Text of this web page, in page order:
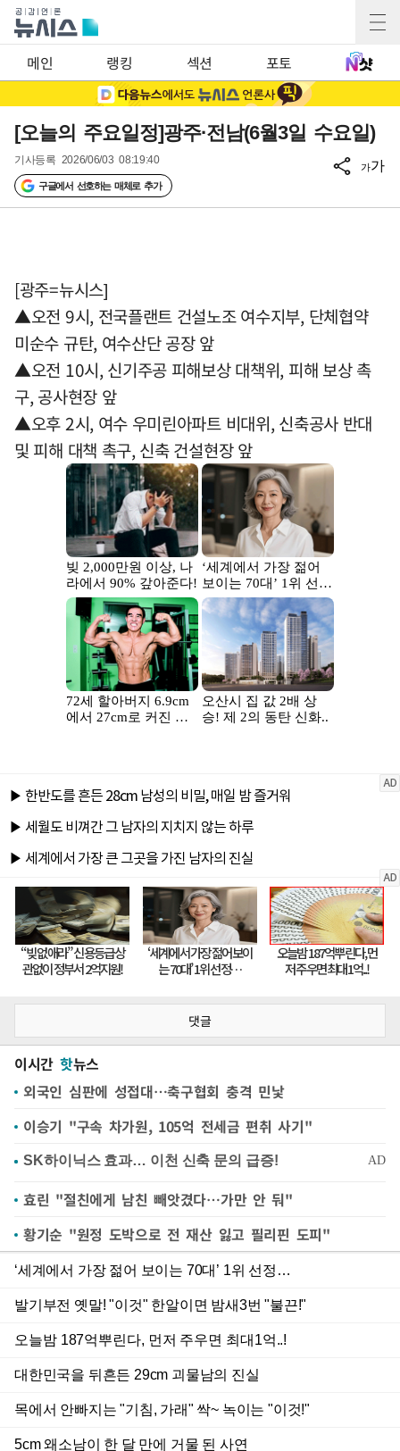
메인 랭킹 섹션 포토
[오늘의 주요일정]광주·전남(6월3일 수요일)
기사등록 2026/06/03 08:19:40
구글에서 선호하는 매체로 추가
가가
[광주=뉴시스]
▲오전 9시, 전국플랜트 건설노조 여수지부, 단체협약
미순수 규탄, 여수산단 공장 앞
▲오전 10시, 신기주공 피해보상 대책위, 피해 보상 촉
구, 공사현장 앞
▲오후 2시, 여수 우미린아파트 비대위, 신축공사 반대
및 피해 대책 촉구, 신축 건설현장 앞
댓글
이시간 핫뉴스
외국인 심판에 성접대…축구협회 충격 민낯
이승기 "구속 차가원, 105억 전세금 편취 사기"
효린 "절친에게 남친 빼앗겼다…가만 안 둬"
황기순 "원정 도박으로 전 재산 잃고 필리핀 도피"